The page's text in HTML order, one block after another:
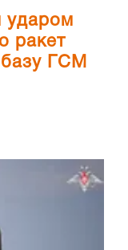
ударом
ракет
ГСМ